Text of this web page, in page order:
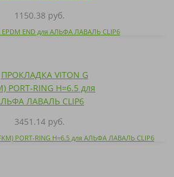
1150.38 руб.
END для АЛЬФА ЛАВАЛЬ CLIP6
3451.14 руб.
PORT-RING H=6.5 для АЛЬФА ЛАВАЛЬ CLIP6